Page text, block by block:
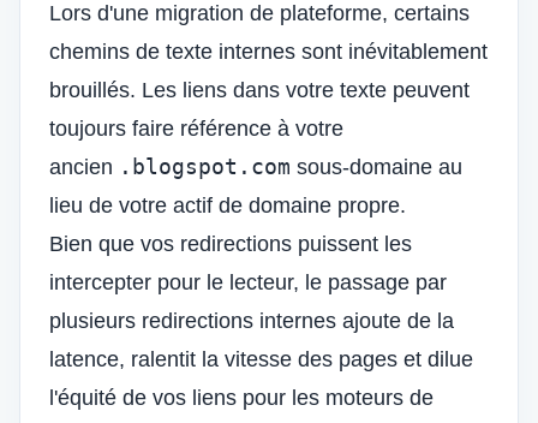
Lors d'une migration de plateforme, certains
chemins de texte internes sont inévitablement
brouillés. Les liens dans votre texte peuvent
toujours faire référence à votre
ancien .blogspot.com sous-domaine au
lieu de votre actif de domaine propre.
Bien que vos redirections puissent les
intercepter pour le lecteur, le passage par
plusieurs redirections internes ajoute de la
latence, ralentit la vitesse des pages et dilue
l'équité de vos liens pour les moteurs de